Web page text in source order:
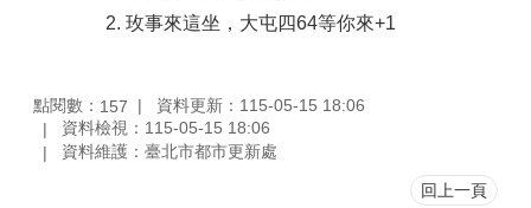
玫事來這坐，⼤屯四64等你來+1
點閱數： 157
資料更新：115-05-15 18:06
資料檢視：115-05-15 18:06
資料維護：臺北市都市更新處
回上一頁